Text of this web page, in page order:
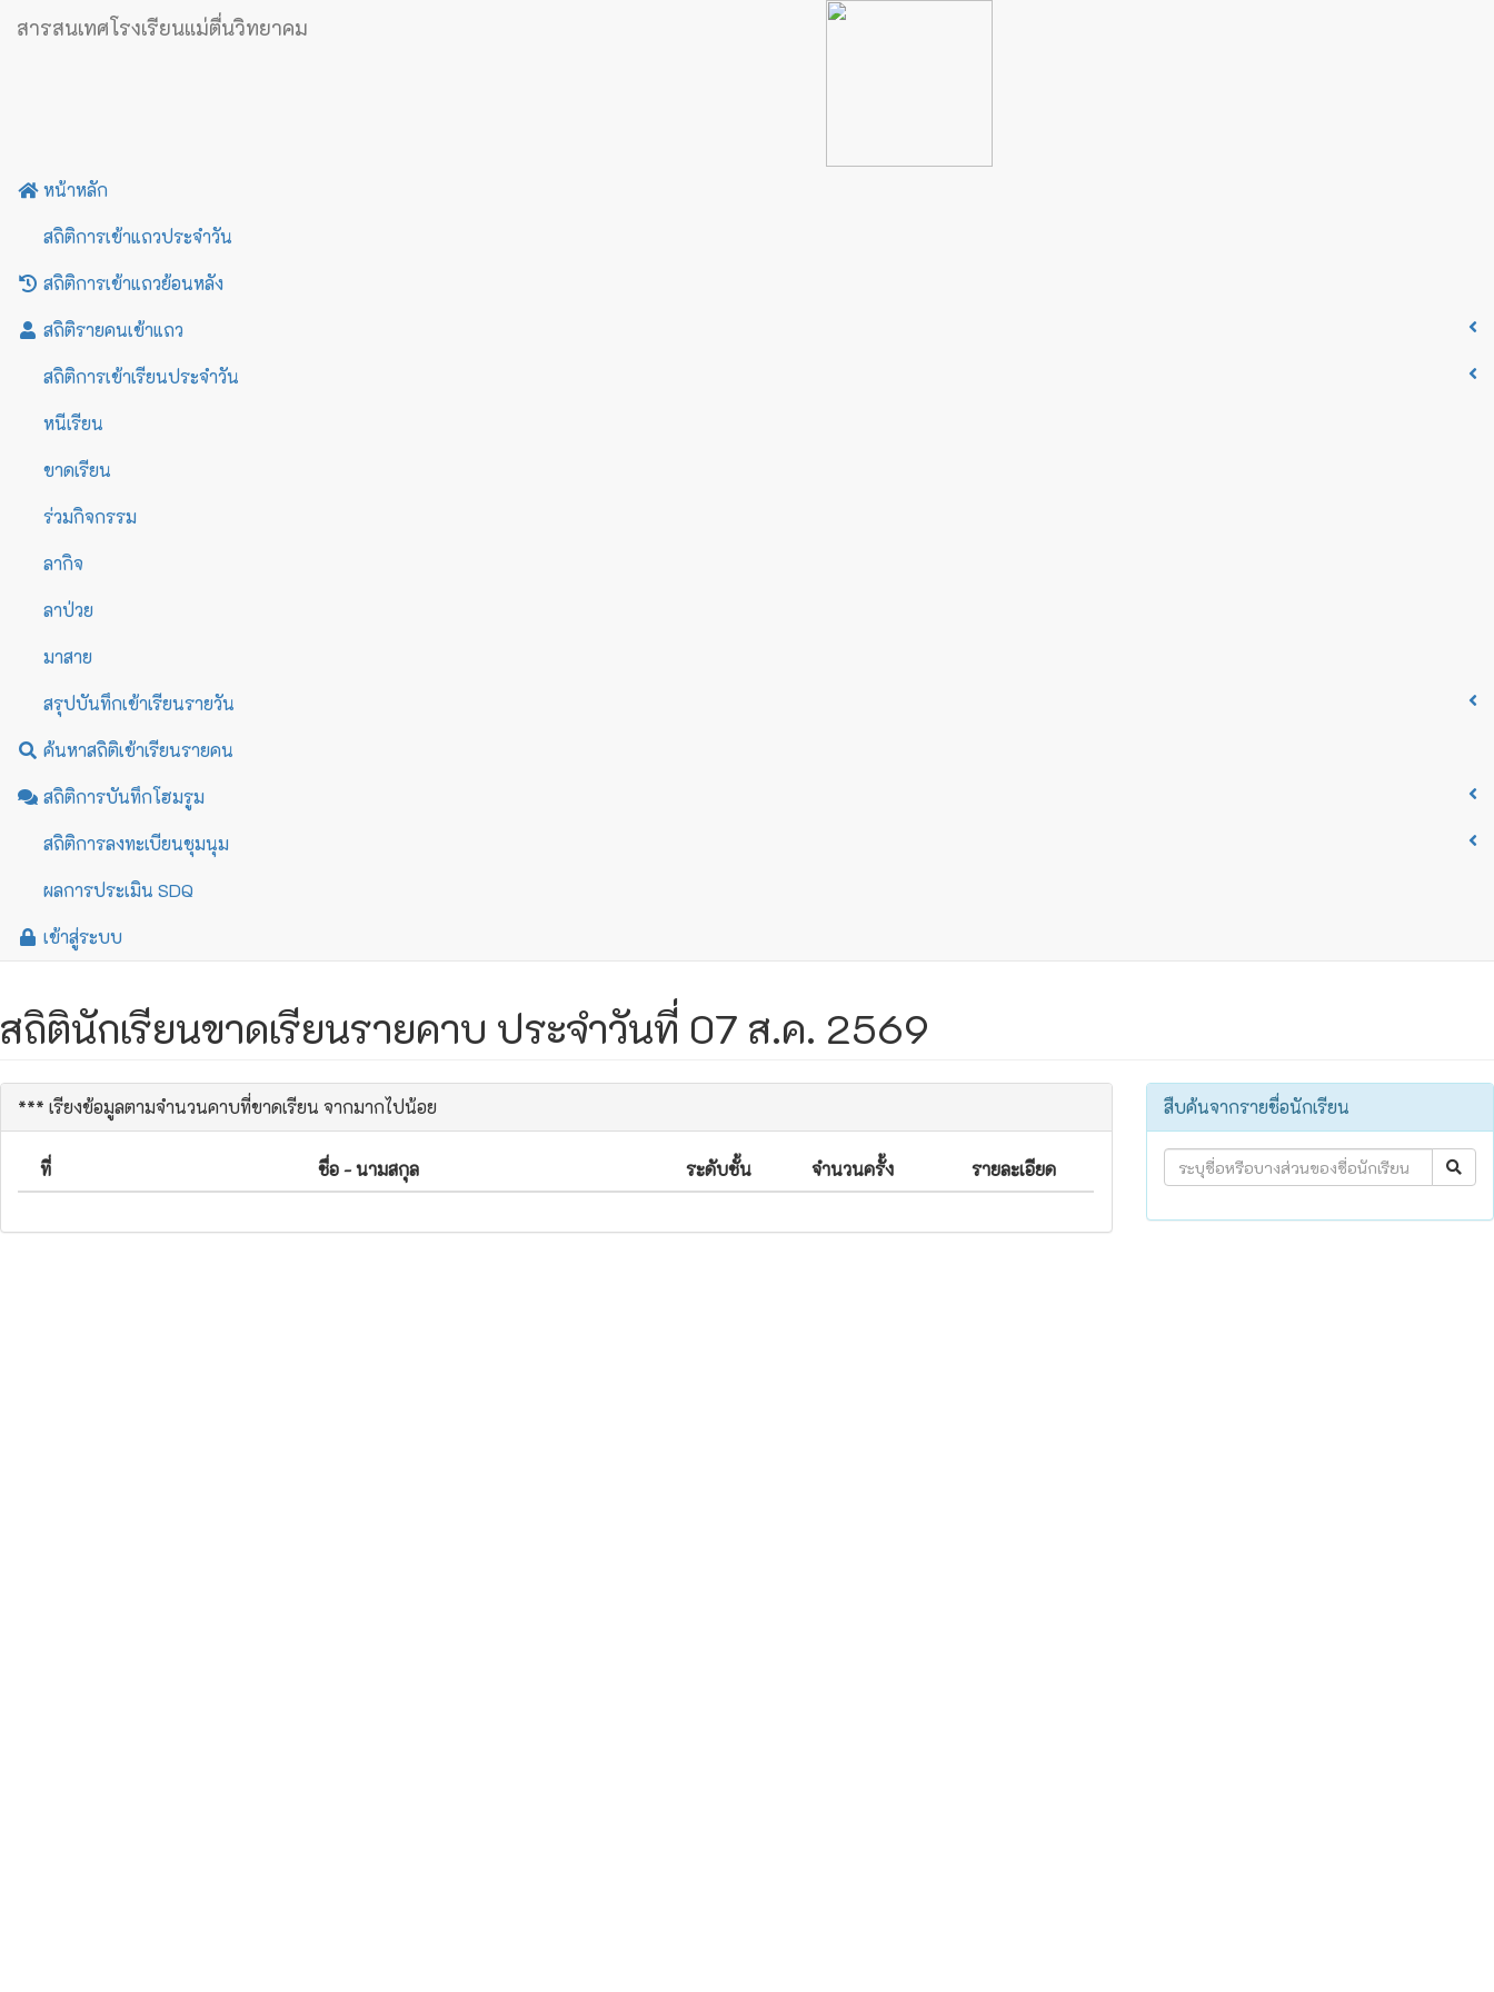
สารสนเทศโรงเรียนแม่ตื่นวิทยาคม
หน้าหลัก
สถิติการเข้าแถวประจำวัน
สถิติการเข้าแถวย้อนหลัง
สถิติรายคนเข้าแถว
สถิติการเข้าเรียนประจำวัน
หนีเรียน
ขาดเรียน
ร่วมกิจกรรม
ลากิจ
ลาป่วย
มาสาย
สรุปบันทึกเข้าเรียนรายวัน
ค้นหาสถิติเข้าเรียนรายคน
สถิติการบันทึกโฮมรูม
สถิติการลงทะเบียนชุมนุม
ผลการประเมิน SDQ
เข้าสู่ระบบ
สถิตินักเรียนขาดเรียนรายคาบ ประจำวันที่ 07 ส.ค. 2569
*** เรียงข้อมูลตามจำนวนคาบที่ขาดเรียน จากมากไปน้อย
ที่ ชื่อ - นามสกุล ระดับชั้น จำนวนครั้ง รายละเอียด
สืบค้นจากรายชื่อนักเรียน